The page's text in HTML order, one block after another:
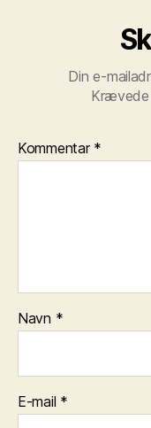
Din e-
Krævede
Kommentar *
Navn *
E-mail *